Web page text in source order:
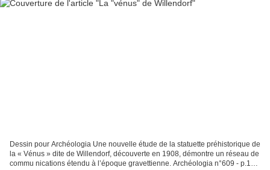
Dessin pour Archéologia Une nouvelle étude de la statuette préhistorique de
la « Vénus » dite de Willendorf, découverte en 1908, démontre un réseau de
commu nications étendu à l’époque gravettienne. Archéologia n°609 - p.12 -